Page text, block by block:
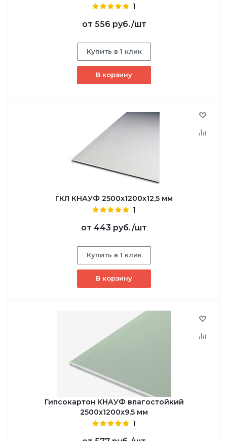
1
от 556 руб./шт
Купить в 1 клик
В корзину
ГКЛ КНАУФ 2500x1200x12,5 мм
1
от 443 руб./шт
Купить в 1 клик
В корзину
Гипсокартон КНАУФ влагостойкий
2500x1200x9,5 мм
1